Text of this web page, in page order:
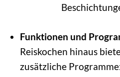
Funktionen und
Reiskochen hinaus
zusätzliche